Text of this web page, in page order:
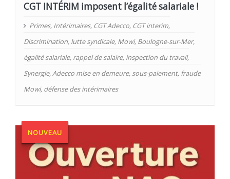
CGT INTÉRIM imposent l’égalité salariale !
Primes, Intérimaires, CGT Adecco, CGT interim,
Discrimination, lutte syndicale, Mowi, Boulogne-sur-Mer,
égalité salariale, rappel de salaire, inspection du travail,
Synergie,Adecco mise en demeure, sous-paiement, fraude
Mowi, défense des intérimaires
NOUVEAU